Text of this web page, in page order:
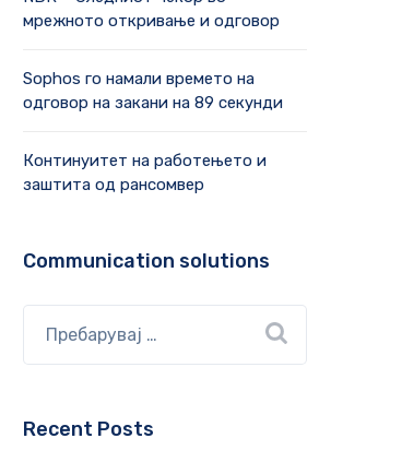
мрежното откривање и одговор
Sophos го намали времето на
одговор на закани на 89 секунди
Континуитет на работењето и
заштита од рансомвер
Communication solutions
Recent Posts